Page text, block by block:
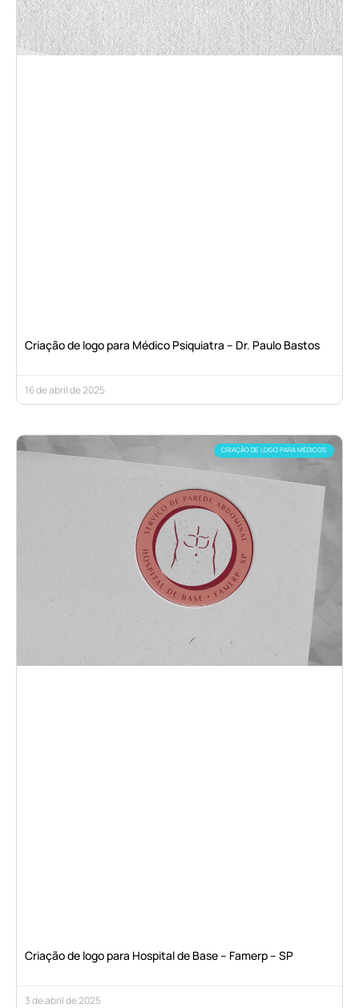
Criação de logo para Médico Psiquiatra – Dr. Paulo Bastos
16 de abril de 2025
CRIAÇÃO DE LOGO PARA MÉDICOS
Criação de logo para Hospital de Base – Famerp – SP
3 de abril de 2025